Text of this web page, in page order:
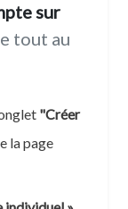
sur
tout au
"Créer
la page